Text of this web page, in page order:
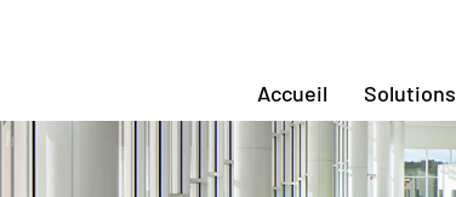
Accueil Solutions